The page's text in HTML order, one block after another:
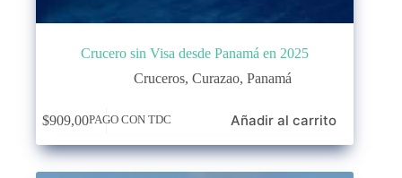
Crucero sin Visa desde Panamá en 2025
Cruceros,Curazao,Panamá
$909,00PAGO CON TDC Añadir al carrito